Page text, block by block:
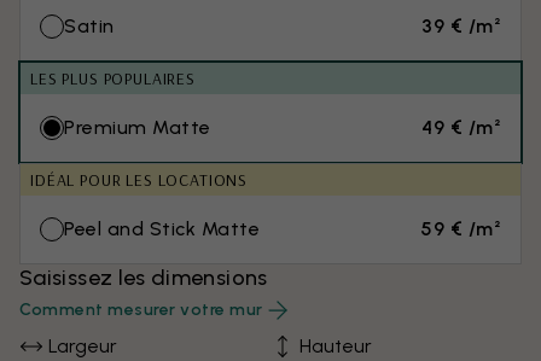
Satin 39 € /m²
LES PLUS POPULAIRES
Premium Matte 49 € /m²
IDÉAL POUR LES LOCATIONS
Peel and Stick Matte 59 € /m²
Saisissez les dimensions
Comment mesurer votre mur
Largeur
Hauteur